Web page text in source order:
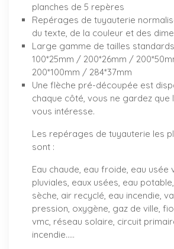
planches de 5 repères
Repérages de tuyauterie
du texte, de la couleur et des
Large gamme de tailles
100*25mm / 200*26mm /
200*100mm / 284*37mm
Une flèche pré-découpée est
chaque côté, vous ne gardez que
vous intéresse.
Les repérages de tuyauterie les
sont :
Eau chaude, eau froide, eau usée
pluviales, eaux usées, eau
sèche, air recyclé, eau incendie,
pression, oxygène, gaz de ville,
vmc, réseau solaire, circuit
incendie.....